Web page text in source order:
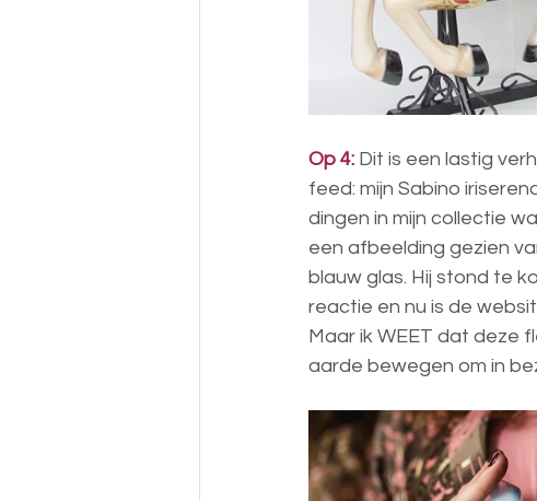
Op 4: Dit is een lastig
feed: mijn Sabino
dingen in mijn collectie
een afbeelding gezien
blauw glas. Hij stond te
reactie en nu is de
Maar ik WEET dat deze
aarde bewegen om in